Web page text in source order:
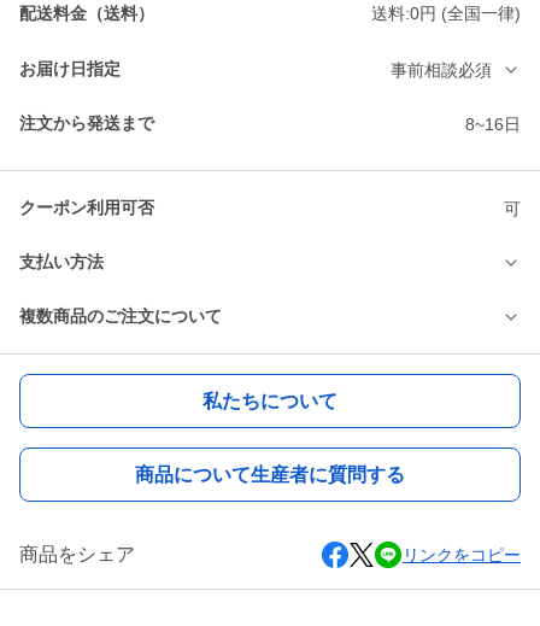
配送料金（送料） 送料:0円 (全国一律)
お届け日指定 事前相談必須
注文から発送まで 8~16日
クーポン利用可否 可
支払い方法
複数商品のご注文について
私たちについて
商品について生産者に質問する
商品をシェア リンクをコピー